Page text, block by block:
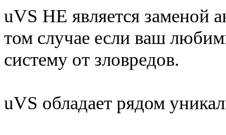
uVS НЕ является заменой
том случае если ваш
систему от зловредов.
uVS обладает рядом